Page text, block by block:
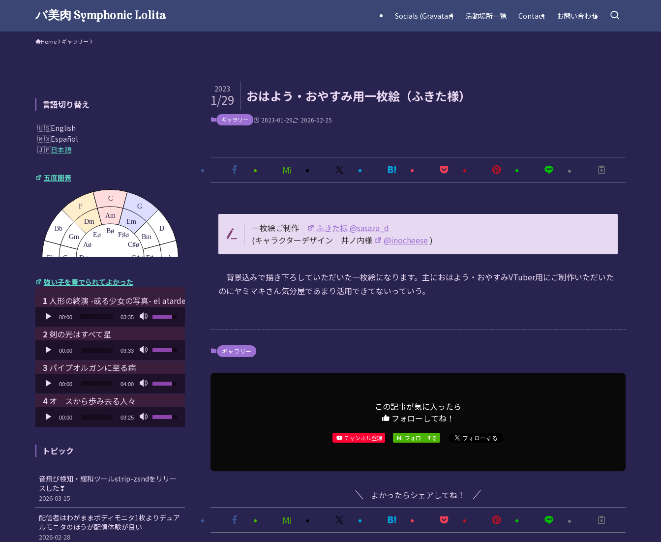
バ美肉 Symphonic Lolita Socials (Gravatar) 活動場所一覧 Contact お問い合わせ
Home ギャラリー
おはよう・おやすみ用一枚絵（ふきた様）
2023
1/29
ギャラリー 2023-01-29 2026-02-25
Mi
一枚絵ご制作
ふきた様 @sasaza_d
(キャラクターデザイン 井ノ内様
@inocheese )
背景込みで描き下ろしていただいた一枚絵になります。主におはよう・おやすみVTuber用にご制作いただいた
のにヤミマキさん気分屋であまり活用できてないっていう。
ギャラリー
この記事が気に入ったら
フォローしてね！
チャンネル登録 Mi フォローする
よかったらシェアしてね！
Mi
言語切り替え
English
Español
日本語
五度圏表
C
G
D
A
B
Db
Ab
Eb
Bb
F
Am
Em
Bm
F♯m
Ebm/
D♯m
Fm
Cm
Gm
Dm
Bø
F♯ø
C♯ø
G♯ø
A♯ø
Fø
Cø
Dø
Aø
Eø
強い子を奏でられてよかった
人形の終演 -或る少女の写真- el atardecer
音声プレーヤー
00:00 03:35
剣の光はすべて星
音声プレーヤー
00:00 03:33
ボリューム調節には上下矢印キーを使ってください。
パイプオルガンに至る病
音声プレーヤー
00:00 04:00
オ スから歩み去る人々
音声プレーヤー
00:00 03:25
トピック
音飛び検知・緩和ツールstrip-zsndをリリー
スした❣
2026-03-15
配信者はわがままボディモニタ1枚よりデュア
ルモニタのほうが配信体験が良い
2026-02-28